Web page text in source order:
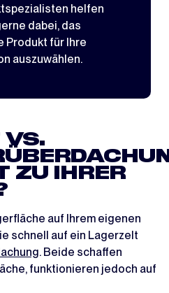
helfen
dabei, das
Produkt für Ihre
auszuwählen.
VS.
ZU IHRER
auf Ihrem eigenen
schnell auf ein Lagerzelt
. Beide schaffen
funktionieren jedoch auf